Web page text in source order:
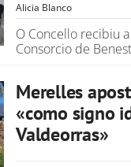
Alicia Blanco
O Concello recibiu
Consorcio de
Merelles
«como signo
Valdeorras»